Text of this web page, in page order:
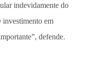
indevidamente do
investimento em
defende.